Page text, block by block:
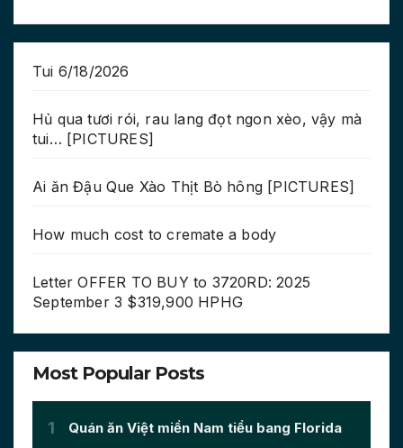
Tui 6/18/2026
Hủ qua tươi rói, rau lang đọt ngon xèo, vậy mà
tui… [PICTURES]
Ai ăn Đậu Que Xào Thịt Bò hông [PICTURES]
How much cost to cremate a body
Letter OFFER TO BUY to 3720RD: 2025
September 3 $319,900 HPHG
Most Popular Posts